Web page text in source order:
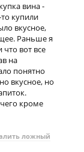
вина -
купили
вкусное,
Раньше я
вот все
на
понятно
вкусное, но
кроме
ложный